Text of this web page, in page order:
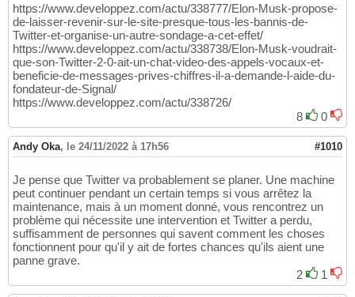
https://www.developpez.com/actu/338777/Elon-Musk-propose-
de-laisser-revenir-sur-le-site-presque-tous-les-bannis-de-
Twitter-et-organise-un-autre-sondage-a-cet-effet/
https://www.developpez.com/actu/338738/Elon-Musk-voudrait-
que-son-Twitter-2-0-ait-un-chat-video-des-appels-vocaux-et-
beneficie-de-messages-prives-chiffres-il-a-demande-l-aide-du-
fondateur-de-Signal/
https://www.developpez.com/actu/338726/
8
0
Andy Oka, le 24/11/2022 à 17h56 #1010
Je pense que Twitter va probablement se planer. Une machine
peut continuer pendant un certain temps si vous arrêtez la
maintenance, mais à un moment donné, vous rencontrez un
problème qui nécessite une intervention et Twitter a perdu,
suffisamment de personnes qui savent comment les choses
fonctionnent pour qu'il y ait de fortes chances qu'ils aient une
panne grave.
2
1